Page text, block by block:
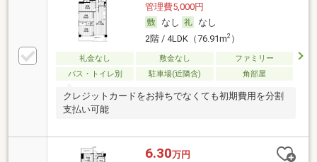
管理費5,000円
なし
なし
2階 / 4LDK（76.91m2）
礼金なし 敷金なし
ファミリー
バス・トイレ別
駐車場(近隣含) 角部屋
クレジットカードをお持ちでなくても初期費用を分割
支払い可能
6.30万円